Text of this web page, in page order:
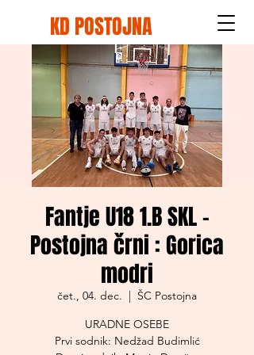
KD POSTOJNA
Fantje U18 1.B SKL -
Postojna črni : Gorica
modri
čet., 04. dec.
  |
ŠC Postojna
URADNE OSEBE
Prvi sodnik: Nedžad Budimlić